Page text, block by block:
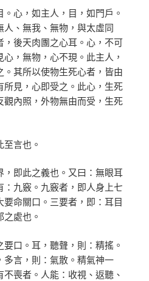
心，如主人，目，如門戶。
、無我、無物，與太虛同
後天肉團之心耳。心，不可
，無物，心不現。此主人，
其所以使物生死心者，皆由
所見，心即受之。此心，生死
內照，外物無由而受，生死
言也。
即此之義也。又曰：無眼耳
九竅。九竅者，即人身上七
命關口。三要者，即：耳目
處也。
口。耳，聽聲，則：精搖。
多言，則：氣散。精氣神一
喪者。人能：收視、返聽、